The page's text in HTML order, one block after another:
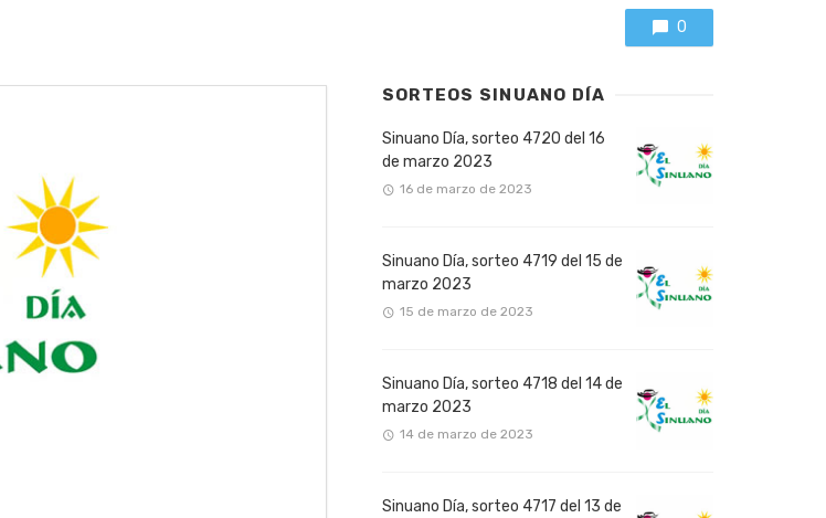
0
SORTEOS SINUANO DÍA
Sinuano Día, sorteo 4720 del 16
de marzo 2023
16 de marzo de 2023
Sinuano Día, sorteo 4719 del 15 de
marzo 2023
15 de marzo de 2023
Sinuano Día, sorteo 4718 del 14 de
marzo 2023
14 de marzo de 2023
Sinuano Día, sorteo 4717 del 13 de